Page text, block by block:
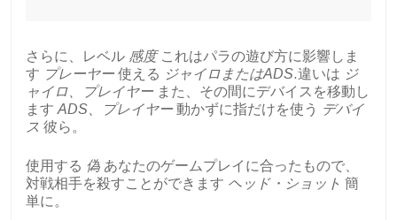
さらに、レベル 感度これはパラの遊び方に影響しま
す プレーヤー使える ジャイロまたはADS.違いは ジ
ャイロ、プレイヤーまた、その間にデバイスを移動し
ます ADS、プレイヤー動かずに指だけを使う デバイ
ス 彼ら。
使用する 偽 あなたのゲームプレイに合ったもので、
対戦相手を殺すことができます ヘッド・ショット 簡
単に。